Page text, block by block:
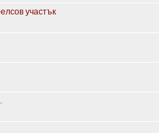
участък